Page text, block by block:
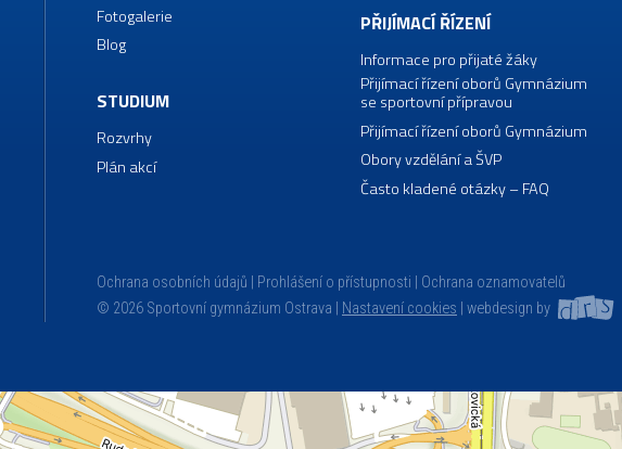
Fotogalerie
Blog
STUDIUM
Rozvrhy
Plán akcí
PŘIJÍMACÍ ŘÍZENÍ
Informace pro přijaté žáky
Přijímací řízení oborů Gymnázium
se sportovní přípravou
Přijímací řízení oborů Gymnázium
Obory vzdělání a ŠVP
Často kladené otázky – FAQ
Ochrana osobních údajů Prohlášení o přístupnosti
Ochrana oznamovatelů
© 2026 Sportovní gymnázium Ostrava |
Nastavení cookies webdesign by